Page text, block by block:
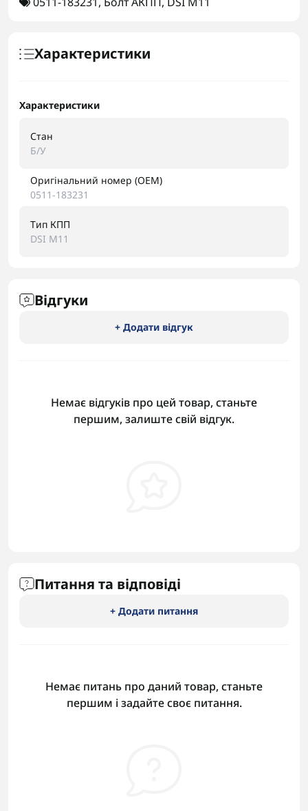
Характеристики
Характеристики
Стан
Б/У
Оригінальний номер (OEM)
0511-183231
Тип КПП
DSI M11
Відгуки
+ Додати відгук
Немає відгуків про цей товар, станьте
першим, залиште свій відгук.
Питання та відповіді
+ Додати питання
Немає питань про даний товар, станьте
першим і задайте своє питання.